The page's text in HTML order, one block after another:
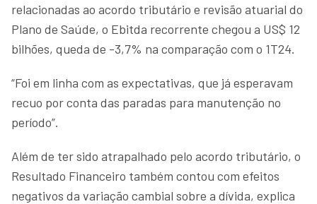
relacionadas ao acordo tributário e revisão atuarial do
Plano de Saúde, o Ebitda recorrente chegou a US$ 12
bilhões, queda de -3,7% na comparação com o 1T24.
“Foi em linha com as expectativas, que já esperavam
recuo por conta das paradas para manutenção no
período”.
Além de ter sido atrapalhado pelo acordo tributário, o
Resultado Financeiro também contou com efeitos
negativos da variação cambial sobre a dívida, explica